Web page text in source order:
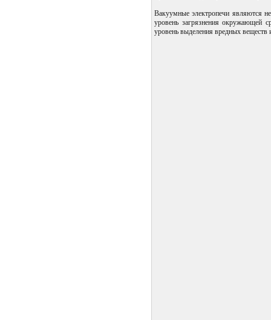
Вакуумные электропечи являются
уровень загрязнения окружающей
уровень выделения вредных веществ